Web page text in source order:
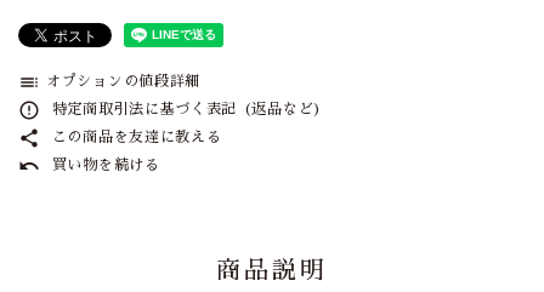
toc オプションの値段詳細
error_outline 特定商取引法に基づく表記 (返品など)
share この商品を友達に教える
undo 買い物を続ける
商品説明